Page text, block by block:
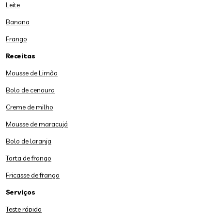
Leite
Banana
Frango
Receitas
Mousse de Limão
Bolo de cenoura
Creme de milho
Mousse de maracujá
Bolo de laranja
Torta de frango
Fricasse de frango
Serviços
Teste rápido